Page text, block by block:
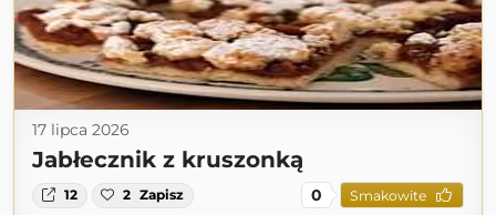
17 lipca 2026
Jabłecznik z kruszonką
12 2 Zapisz 0 Smakowite